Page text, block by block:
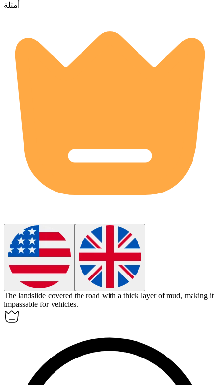
أمثلة
The landslide covered the road with a thick layer of mud, making it
impassable for vehicles.